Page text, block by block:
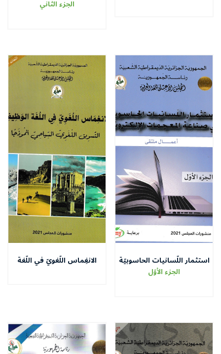
في صناعة المعجمات
الإلكترونيّة
الجزء الثاني
استثمار اللّسانيات الحاسوبيّة
في صناعة المعجمات
الجزء الأوّل
الانغِماس اللّغويّ في اللّغة